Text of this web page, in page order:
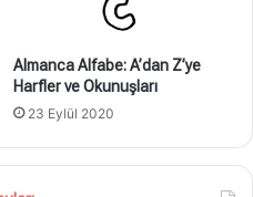
Almanca Alfabe: A’dan Z’ye
Harfler ve Okunuşları
23 Eylül 2020